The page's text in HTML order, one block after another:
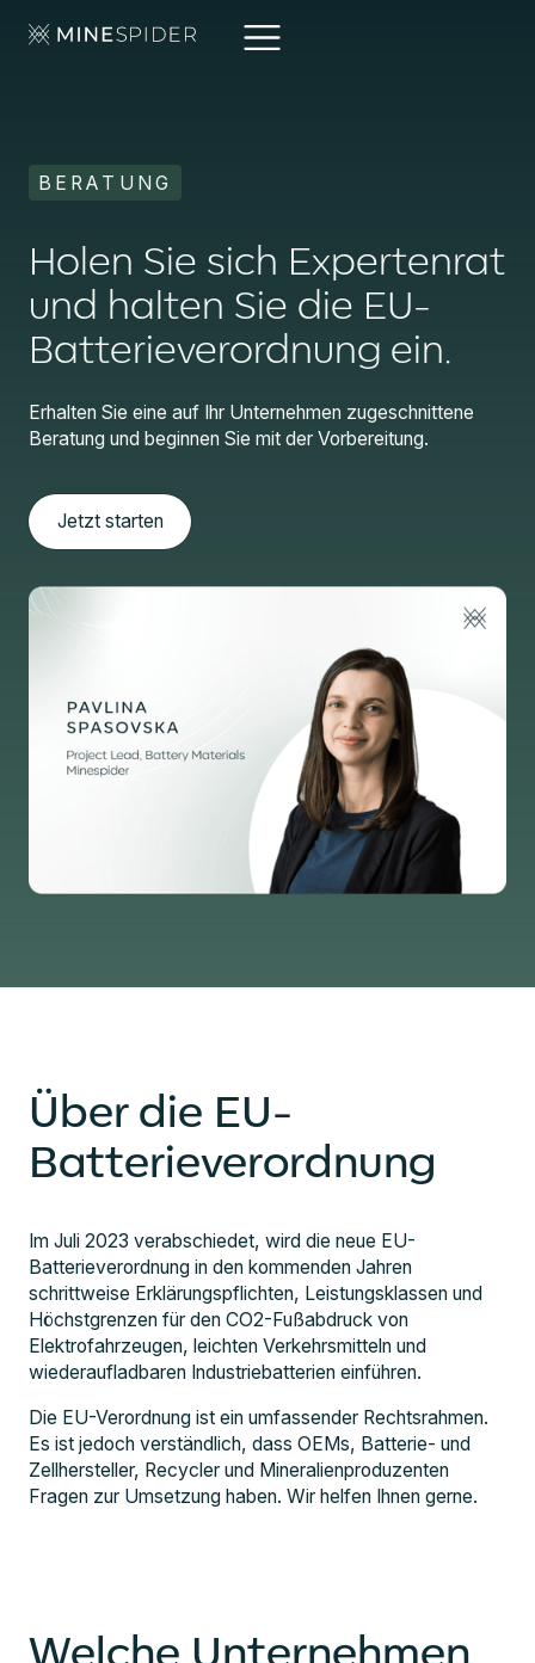
BERATUNG
Holen Sie sich Expertenrat
und halten Sie die EU-
Batterieverordnung ein.
Erhalten Sie eine auf Ihr Unternehmen zugeschnittene
Beratung und beginnen Sie mit der Vorbereitung.
Jetzt starten
Über die EU-
Batterieverordnung
Im Juli 2023 verabschiedet, wird die neue EU-
Batterieverordnung in den kommenden Jahren
schrittweise Erklärungspflichten, Leistungsklassen und
Höchstgrenzen für den CO2-Fußabdruck von
Elektrofahrzeugen, leichten Verkehrsmitteln und
wiederaufladbaren Industriebatterien einführen.
Die EU-Verordnung ist ein umfassender Rechtsrahmen.
Es ist jedoch verständlich, dass OEMs, Batterie- und
Zellhersteller, Recycler und Mineralienproduzenten
Fragen zur Umsetzung haben. Wir helfen Ihnen gerne.
Welche Unternehmen